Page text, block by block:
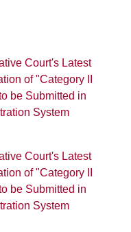
Court's Latest
of "Category II
be Submitted in
System
Court's Latest
of "Category II
be Submitted in
System